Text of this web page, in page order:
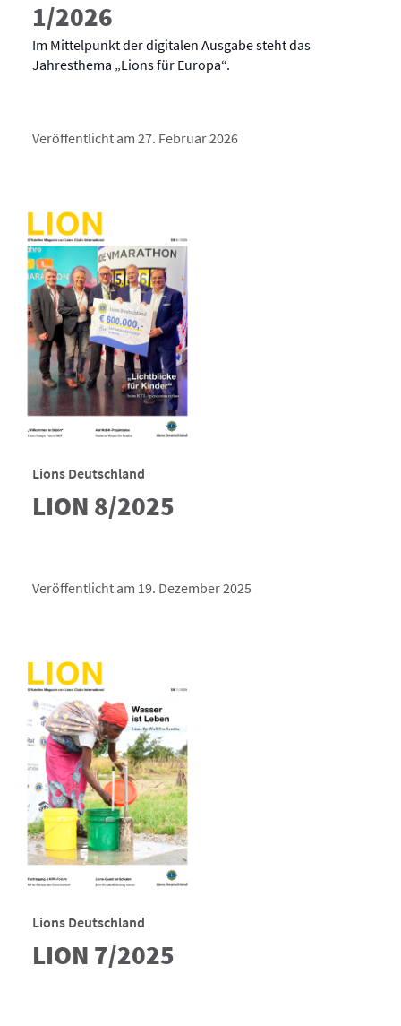
1/2026
Im Mittelpunkt der digitalen Ausgabe steht das
Jahresthema „Lions für Europa“.
Veröffentlicht am 27. Februar 2026
Lions Deutschland
LION 8/2025
Veröffentlicht am 19. Dezember 2025
Lions Deutschland
LION 7/2025